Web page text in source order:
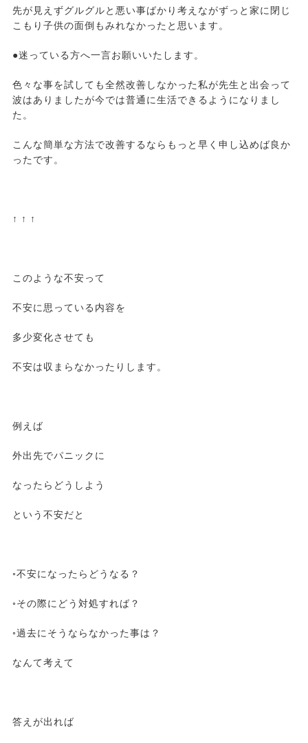
先が見えずグルグルと悪い事ばかり考えながずっと家に閉じ
こもり子供の面倒もみれなかったと思います。
●迷っている方へ一言お願いいたします。
色々な事を試しても全然改善しなかった私が先生と出会って
波はありましたが今では普通に生活できるようになりまし
た。
こんな簡単な方法で改善するならもっと早く申し込めば良か
ったです。
↑ ↑ ↑
このような不安って
不安に思っている内容を
多少変化させても
不安は収まらなかったりします。
例えば
外出先でパニックに
なったらどうしよう
という不安だと
◦不安になったらどうなる？
◦その際にどう対処すれば？
◦過去にそうならなかった事は？
なんて考えて
答えが出れば